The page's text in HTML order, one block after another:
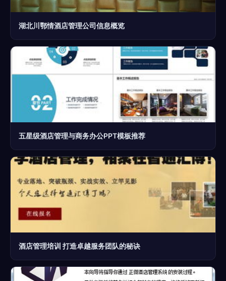
湖北川鄂情酒店管理公司信息概览
五星级酒店管理与商务办公PPT模板推荐
酒店管理培训 打造卓越服务团队的秘诀